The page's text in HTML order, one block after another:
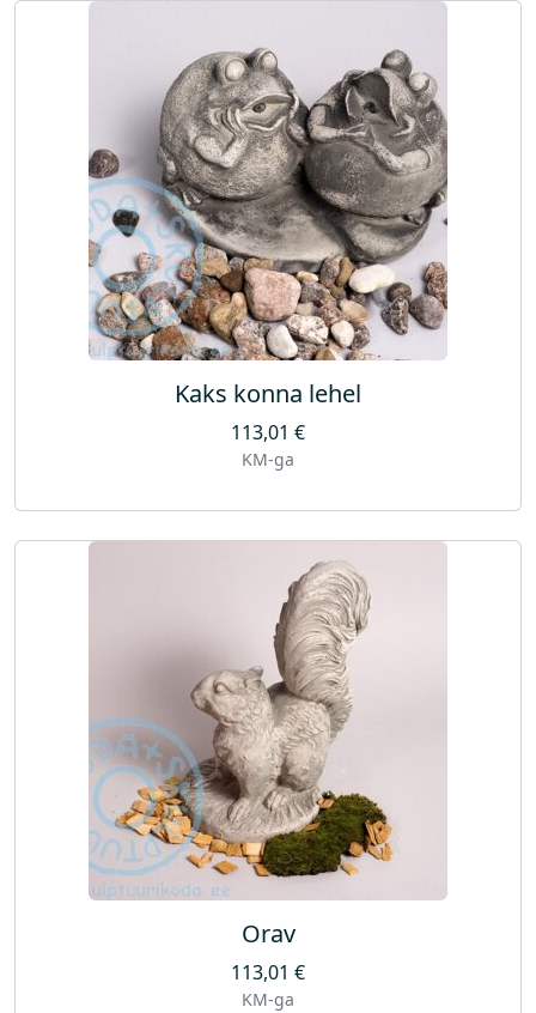
Kaks konna lehel
113,01 €
KM-ga
Orav
113,01 €
KM-ga